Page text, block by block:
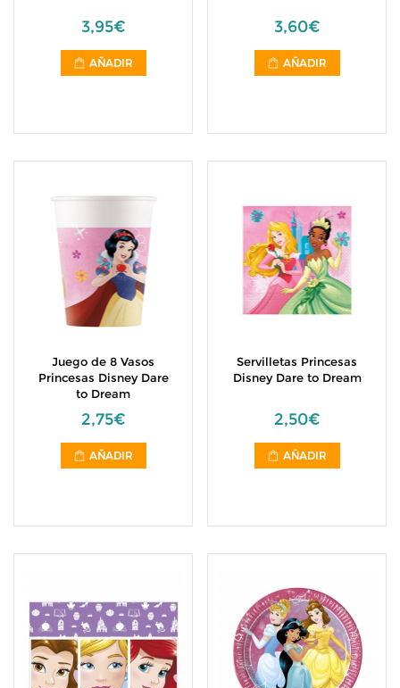
3,95€
AÑADIR
3,60€
AÑADIR
Juego de 8 Vasos
Princesas Disney Dare
to Dream
2,75€
AÑADIR
Servilletas Princesas
Disney Dare to Dream
2,50€
AÑADIR